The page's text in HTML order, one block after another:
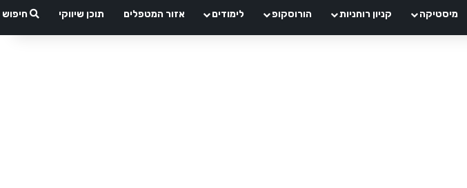
מיסטיקה קניון רוחניות הורוסקופ לימודים אזור המטפלים תוכן שיווקי חיפוש